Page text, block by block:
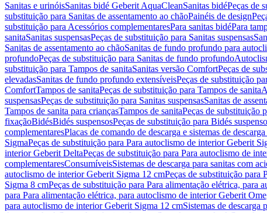
Sanitas e urinóisSanitas bidé Geberit AquaCleanSanitas bidéPeças de
substituição para Sanitas de assentamento ao chãoPainéis de design
substituição para Acessórios complementaresPara sanitas bidéPara
sanitaSanitas suspensasPeças de substituição para Sanitas suspensas
Sanitas de assentamento ao chãoSanitas de fundo profundo para
profundoPeças de substituição para Sanitas de fundo profundo
substituição para Tampos de sanitaSanitas versão ComfortPeças de
elevadasSanitas de fundo profundo extensíveisPeças de substituição
ComfortTampos de sanitaPeças de substituição para Tampos de sanita
suspensasPeças de substituição para Sanitas suspensasSanitas de
Tampos de sanita para criançasTampos de sanitaPeças de substituição
fixaçãoBidésBidés suspensosPeças de substituição para Bidés
complementaresPlacas de comando de descarga e sistemas de
SigmaPeças de substituição para Para autoclismo de interior Geberit
interior Geberit DeltaPeças de substituição para Para autoclismo de
complementaresConsumíveisSistemas de descarga para sanitas com
autoclismo de interior Geberit Sigma 12 cmPeças de substituição para
Sigma 8 cmPeças de substituição para Para alimentação elétrica, para
para Para alimentação elétrica, para autoclismo de interior Geberit
para autoclismo de interior Geberit Sigma 12 cmSistemas de descarga